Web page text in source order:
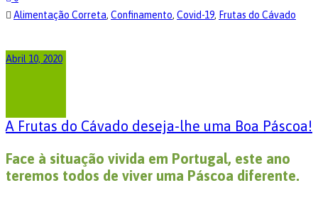
Alimentação Correta, Confinamento, Covid-19, Frutas do Cávado
Abril 10, 2020
A Frutas do Cávado deseja-lhe uma Boa Páscoa!
Face à situação vivida em Portugal, este ano
teremos todos de viver uma Páscoa diferente.